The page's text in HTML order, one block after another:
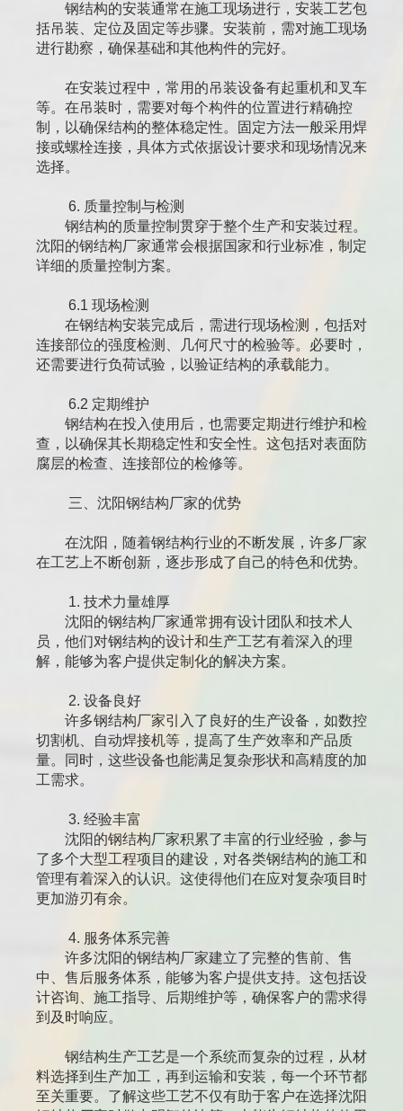
钢结构的安装通常在施工现场进行，安装工艺包
括吊装、定位及固定等步骤。安装前，需对施工现场
进行勘察，确保基础和其他构件的完好。
在安装过程中，常用的吊装设备有起重机和叉车
等。在吊装时，需要对每个构件的位置进行精确控
制，以确保结构的整体稳定性。固定方法一般采用焊
接或螺栓连接，具体方式依据设计要求和现场情况来
选择。
6. 质量控制与检测
钢结构的质量控制贯穿于整个生产和安装过程。
沈阳的钢结构厂家通常会根据国家和行业标准，制定
详细的质量控制方案。
6.1 现场检测
在钢结构安装完成后，需进行现场检测，包括对
连接部位的强度检测、几何尺寸的检验等。必要时，
还需要进行负荷试验，以验证结构的承载能力。
6.2 定期维护
钢结构在投入使用后，也需要定期进行维护和检
查，以确保其长期稳定性和安全性。这包括对表面防
腐层的检查、连接部位的检修等。
三、沈阳钢结构厂家的优势
在沈阳，随着钢结构行业的不断发展，许多厂家
在工艺上不断创新，逐步形成了自己的特色和优势。
1. 技术力量雄厚
沈阳的钢结构厂家通常拥有设计团队和技术人
员，他们对钢结构的设计和生产工艺有着深入的理
解，能够为客户提供定制化的解决方案。
2. 设备良好
许多钢结构厂家引入了良好的生产设备，如数控
切割机、自动焊接机等，提高了生产效率和产品质
量。同时，这些设备也能满足复杂形状和高精度的加
工需求。
3. 经验丰富
沈阳的钢结构厂家积累了丰富的行业经验，参与
了多个大型工程项目的建设，对各类钢结构的施工和
管理有着深入的认识。这使得他们在应对复杂项目时
更加游刃有余。
4. 服务体系完善
许多沈阳的钢结构厂家建立了完整的售前、售
中、售后服务体系，能够为客户提供支持。这包括设
计咨询、施工指导、后期维护等，确保客户的需求得
到及时响应。
钢结构生产工艺是一个系统而复杂的过程，从材
料选择到生产加工，再到运输和安装，每一个环节都
至关重要。了解这些工艺不仅有助于客户在选择沈阳